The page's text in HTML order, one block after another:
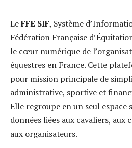
LeFFE SIF, Système
Fédération Française
le cœur numérique de
équestres en France. Cette
pour mission principale de
administrative, sportive et
Elle regroupe en un seul espace
données liées aux cavaliers, aux
aux organisateurs.